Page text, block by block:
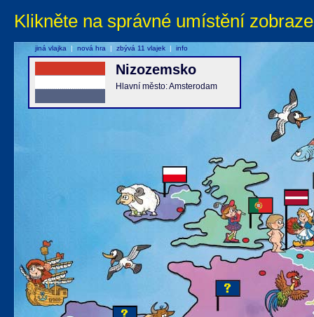
Klikněte na správné umístění
Nizozemsko
Hlavní město: Amsterodam
jiná vlajka | nová hra | zbývá 11 vlajek | info